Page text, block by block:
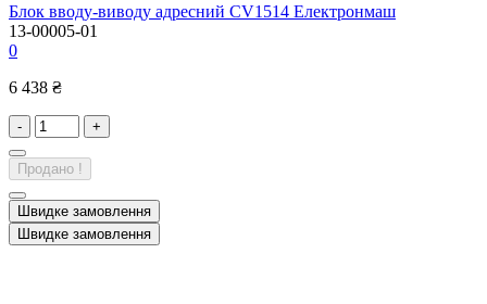
Блок вводу-виводу адресний CV1514 Електронмаш
13-00005-01
0
6 438 ₴
- +
Продано !
Швидке замовлення
Швидке замовлення